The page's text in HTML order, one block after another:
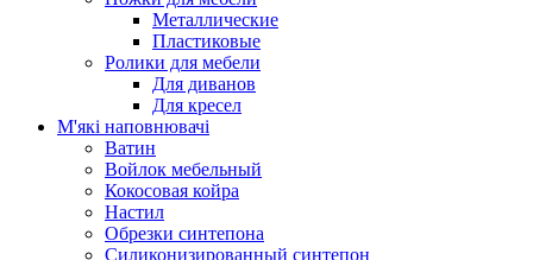
Металлические
Пластиковые
Ролики для мебели
Для диванов
Для кресел
М'які наповнювачі
Ватин
Войлок мебельный
Кокосовая койра
Настил
Обрезки синтепона
Силиконизированный синтепон